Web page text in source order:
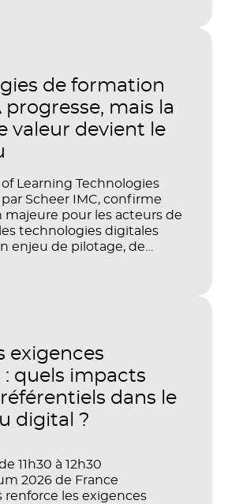
de formation
progresse, mais la
valeur devient le
of Learning Technologies
par Scheer IMC, confirme
pour les acteurs de
technologies digitales
enjeu de pilotage, de
de preuve de valeur. IA,
comment démontrer
sur les compétences, la
la performance des
exigences
: quels impacts
dans le
digital ?
11h30 à 12h30
2026 de France
les exigences